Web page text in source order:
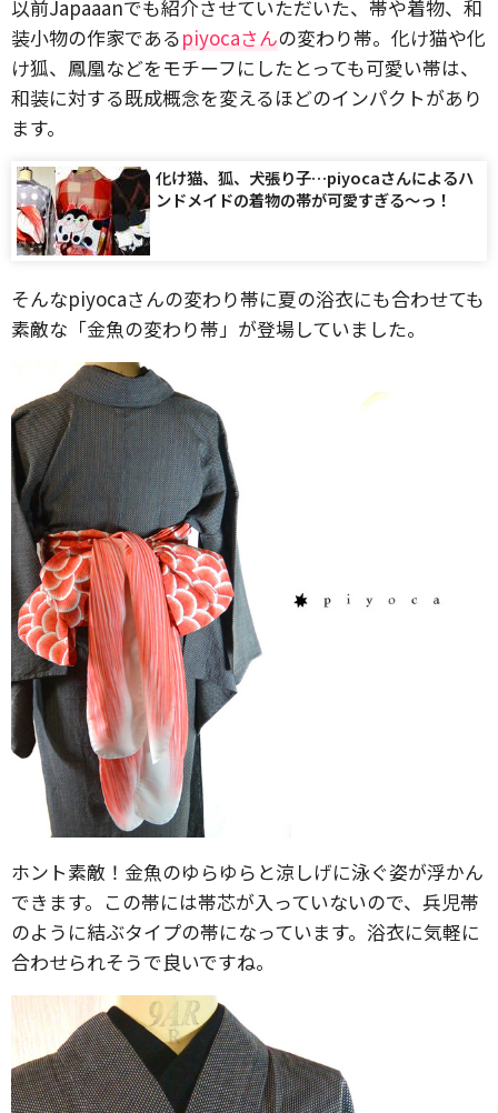
以前Japaaanでも紹介させていただいた、帯や着物、和
装小物の作家であるpiyocaさんの変わり帯。化け猫や化
け狐、鳳凰などをモチーフにしたとっても可愛い帯は、
和装に対する既成概念を変えるほどのインパクトがあり
ます。
化け猫、狐、犬張り子…piyocaさんによるハ
ンドメイドの着物の帯が可愛すぎる〜っ！
そんなpiyocaさんの変わり帯に夏の浴衣にも合わせても
素敵な「金魚の変わり帯」が登場していました。
ホント素敵！金魚のゆらゆらと涼しげに泳ぐ姿が浮かん
できます。この帯には帯芯が入っていないので、兵児帯
のように結ぶタイプの帯になっています。浴衣に気軽に
合わせられそうで良いですね。